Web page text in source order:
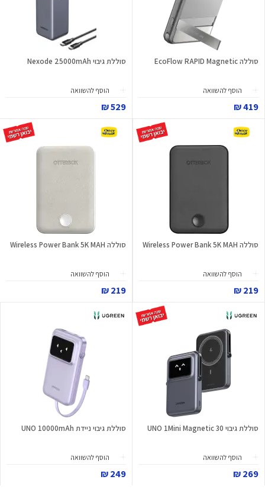
סוללה EcoFlow RAPID Magnetic
הוסף להשוואה
419 ₪
סוללת גיבוי Nexode 25000mAh
הוסף להשוואה
529 ₪
סוללה Wireless Power Bank 5K MAH
הוסף להשוואה
219 ₪
סוללה Wireless Power Bank 5K MAH
הוסף להשוואה
219 ₪
סוללת גיבוי UNO 1Mini Magnetic 30
הוסף להשוואה
269 ₪
סוללת גיבוי ניידת UNO 10000mAh
הוסף להשוואה
249 ₪